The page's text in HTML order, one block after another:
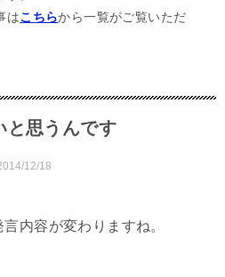
はこちらから一覧がご覧いただ
と思うんです
12/18
内容が変わりますね。